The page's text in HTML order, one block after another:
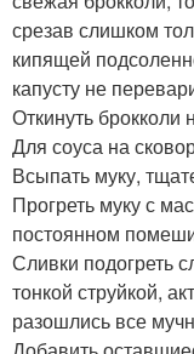
срезав слишком
кипящей
капусту не
Откинуть брокколи
Для соуса на
Всыпать муку,
Прогреть муку с
постоянном
Сливки подогреть
тонкой струйкой,
разошлись все